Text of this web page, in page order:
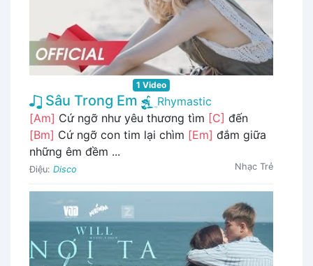
1 Video
Sâu Trong Em
Rhymastic
[Am] Cứ ngỡ như yêu thương tìm [C] đến
[Bm] Cứ ngỡ con tim lại chìm [Em] đắm giữa
những êm đềm ...
Điệu: Disco Nhạc Trẻ